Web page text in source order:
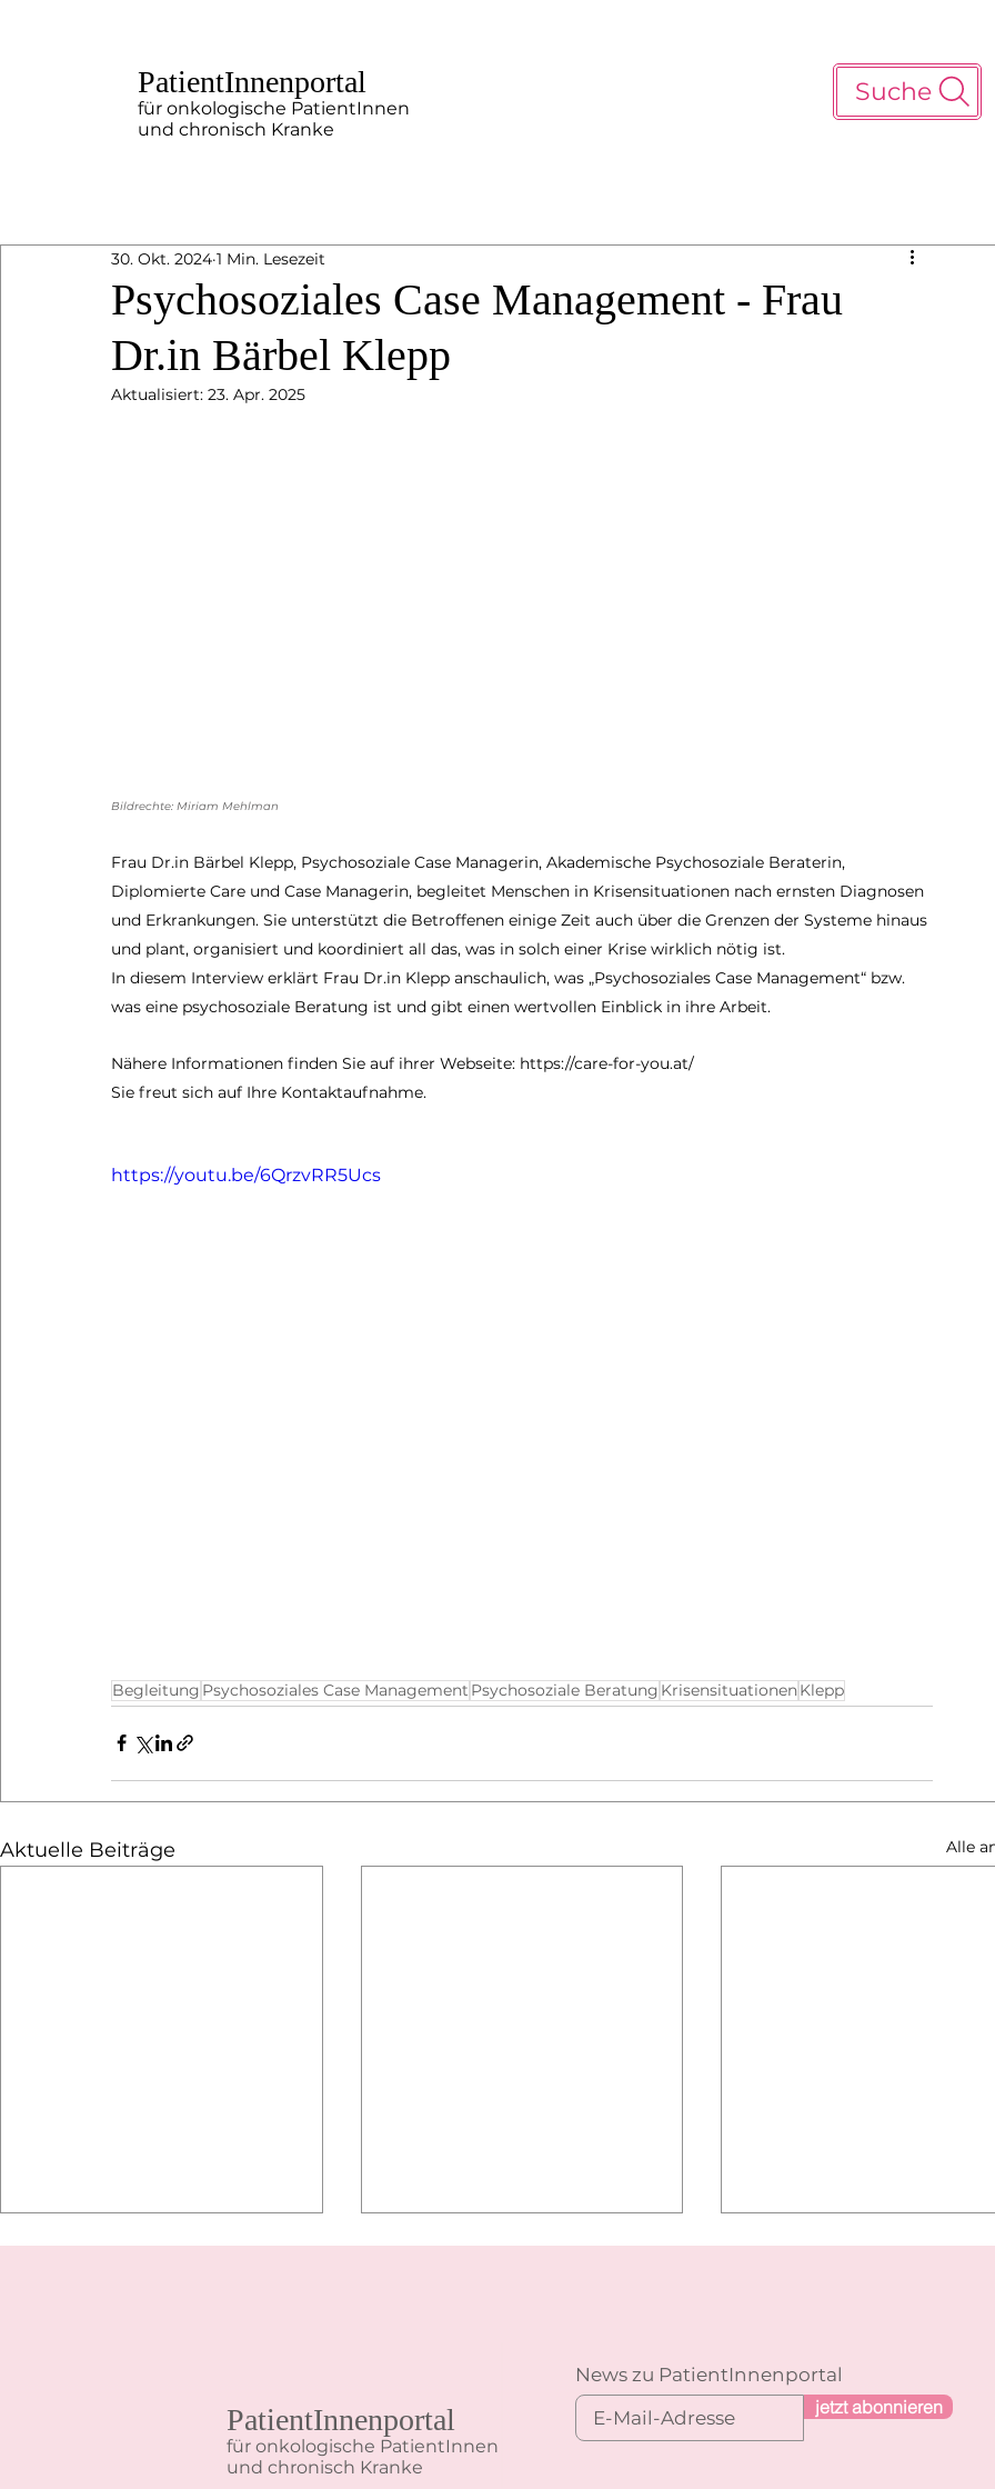
PatientInnenportal
für onkologische PatientInnen
und chronisch Kranke
Suche
Psychosoziales Case Management - Frau
Dr.in Bärbel Klepp
30. Okt. 2024 1 Min. Lesezeit
Aktualisiert: 23. Apr. 2025
Bildrechte: Miriam Mehlman
Frau Dr.in Bärbel Klepp, Psychosoziale Case Managerin, Akademische Psychosoziale Beraterin,
Diplomierte Care und Case Managerin, begleitet Menschen in Krisensituationen nach ernsten Diagnosen
und Erkrankungen. Sie unterstützt die Betroffenen einige Zeit auch über die Grenzen der Systeme hinaus
und plant, organisiert und koordiniert all das, was in solch einer Krise wirklich nötig ist.
In diesem Interview erklärt Frau Dr.in Klepp anschaulich, was „Psychosoziales Case Management“ bzw.
was eine psychosoziale Beratung ist und gibt einen wertvollen Einblick in ihre Arbeit.
Nähere Informationen finden Sie auf ihrer Webseite: https://care-for-you.at/
Sie freut sich auf Ihre Kontaktaufnahme.
https://youtu.be/6QrzvRR5Ucs
Begleitung Psychosoziales Case Management Psychosoziale Beratung KrisensituationenKlepp
Aktuelle Beiträge Alle
Therapien, Nebenwirkungen und
Tipps zum Durchhalten –
Interview mit Dr.in Andrea
Darmgesundheit – wertvolle
Tipps. Interview mit Bernhard
Brendinger
PatientInnenportal
für onkologische PatientInnen
und chronisch Kranke
News zu PatientInnenportal
jetzt abonnieren